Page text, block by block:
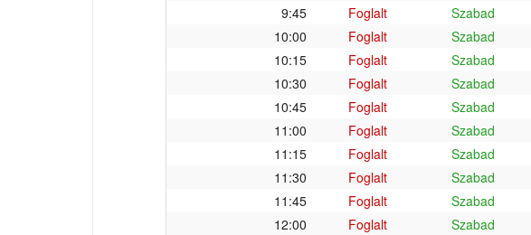
9:45
Foglalt Szabad
10:00
Foglalt Szabad
10:15
Foglalt Szabad
10:30
Foglalt Szabad
10:45
Foglalt Szabad
11:00
Foglalt Szabad
11:15
Foglalt Szabad
11:30
Foglalt Szabad
11:45
Foglalt Szabad
12:00
Foglalt Szabad